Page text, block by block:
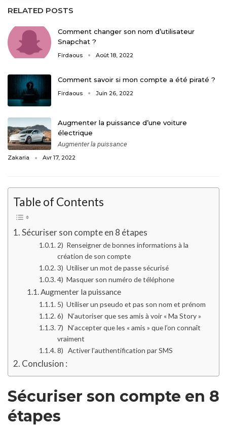
RELATED POSTS
Comment changer son nom d’utilisateur
Snapchat ?
Firdaous Août 18, 2022
Comment savoir si mon compte a été piraté ?
Firdaous Juin 26, 2022
Augmenter la puissance d’une voiture
électrique
Augmenter la puissance
Zakaria Avr 17, 2022
Table of Contents
Sécuriser son compte en 8 étapes
2) Renseigner de bonnes informations à la
création de son compte
3) Utiliser un mot de passe sécurisé
4) Masquer son numéro de téléphone
Augmenter la puissance
5) Utiliser un pseudo et pas son nom et prénom
6) N’autoriser que ses amis à voir « Ma Story »
7) N’accepter que les « amis » que l’on connaît
vraiment
8) Activer l’authentification par SMS
Conclusion :
Sécuriser son compte en 8
étapes